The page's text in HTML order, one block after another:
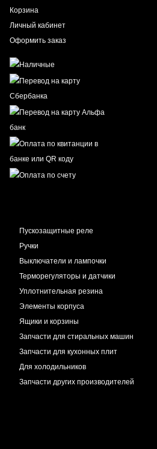
Корзина
Личный кабинет
Оформить заказ
Пускозащитные реле
Ручки
Выключатели и лампочки
Терморегуляторы и датчики
Уплотнительная резина
Элементы корпуса
Ящики и корзины
Запчасти для стиральных машин
Запчасти для кухонных плит
Для холодильников
Запчасти других производителей